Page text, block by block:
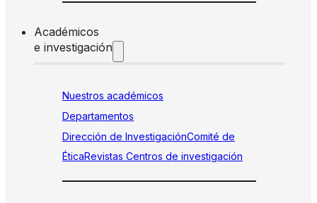
Académicos
e investigación
Nuestros académicos
Departamentos
Dirección de InvestigaciónComité de
ÉticaRevistas Centros de investigación